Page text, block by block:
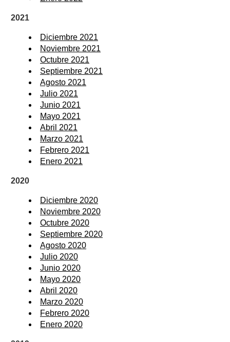
2021
Diciembre 2021
Noviembre 2021
Octubre 2021
Septiembre 2021
Agosto 2021
Julio 2021
Junio 2021
Mayo 2021
Abril 2021
Marzo 2021
Febrero 2021
Enero 2021
2020
Diciembre 2020
Noviembre 2020
Octubre 2020
Septiembre 2020
Agosto 2020
Julio 2020
Junio 2020
Mayo 2020
Abril 2020
Marzo 2020
Febrero 2020
Enero 2020